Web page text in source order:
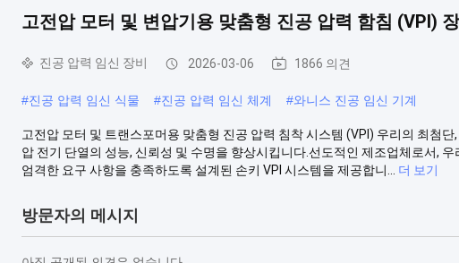
고전압 모터 및 변압기용 맞춤형 진공 압력 함침 (VPI)
진공 압력 임신 장비 2026-03-06 1866 의견
#진공 압력 임신 식물 #진공 압력 임신 체계 #와니스 진공 임신 기계
고전압 모터 및 트랜스포머용 맞춤형 진공 압력 침착 시스템 (VPI) 우리의 최첨
압 전기 단열의 성능, 신뢰성 및 수명을 향상시킵니다.선도적인 제조업체로서,
엄격한 요구 사항을 충족하도록 설계된 손키 VPI 시스템을 제공합니...
더 보기
방문자의 메시지